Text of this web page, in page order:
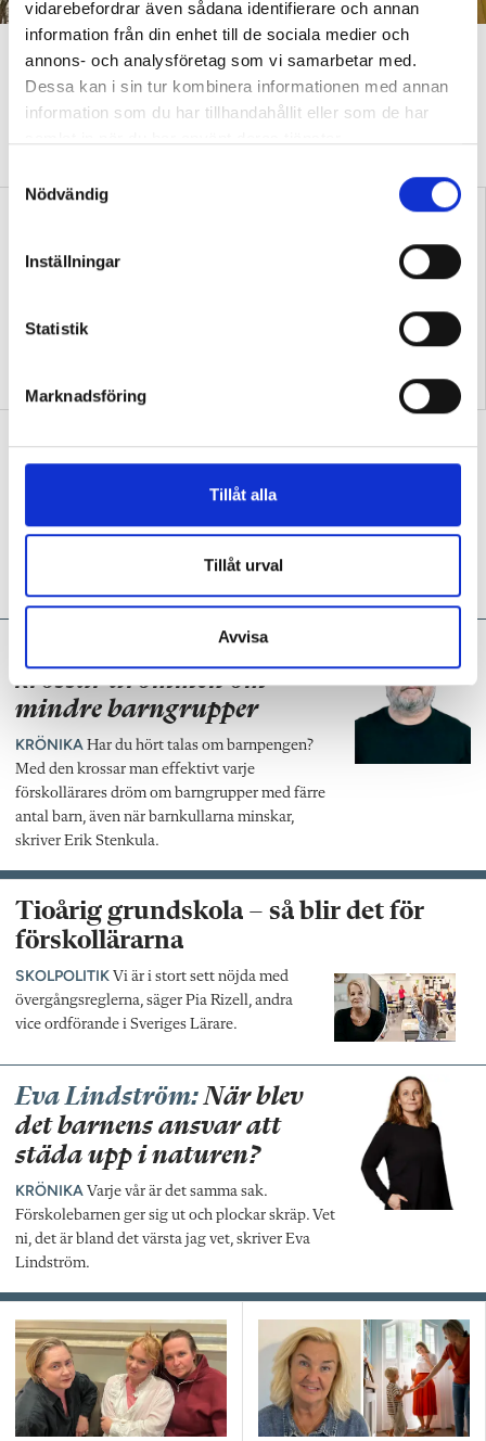
vidarebefordrar även sådana identifierare och annan
information från din enhet till de sociala medier och
annons- och analysföretag som vi samarbetar med.
Dessa kan i sin tur kombinera informationen med annan
information som du har tillhandahållit eller som de har
v
Nödvändig
Inställningar
Statistik
Marknadsföring
Tillåt alla
Tillåt urval
Avvisa
De håller koll på stressen med
pulsmätningar
Podcast: Hur nära får vi
Forskarna: Ge musiken större plats i
förskolan
Åsa Sahlée och Ylva Holmberg befarar att
musiken i förskolan utarmas då ämnet
Barnpengen
krossar drömmen om
mindre barngrupper
KRÖNIKA Har du hört talas om barnpengen?
Med den krossar man effektivt varje
förskollärares dröm om barngrupper med färre
antal barn, även när barnkullarna minskar,
skriver Erik Stenkula.
Tioårig grundskola – så blir det för
förskollärarna
SKOLPOLITIK Vi är i stort sett nöjda med
övergångsreglerna, säger Pia Rizell, andra
vice ordförande i Sveriges Lärare.
Eva Lindström:När blev
det barnens ansvar att
städa upp i naturen?
KRÖNIKA Varje vår är det samma sak.
Förskolebarnen ger sig ut och plockar skräp. Vet
ni, det är bland det värsta jag vet, skriver Eva
Lindström.